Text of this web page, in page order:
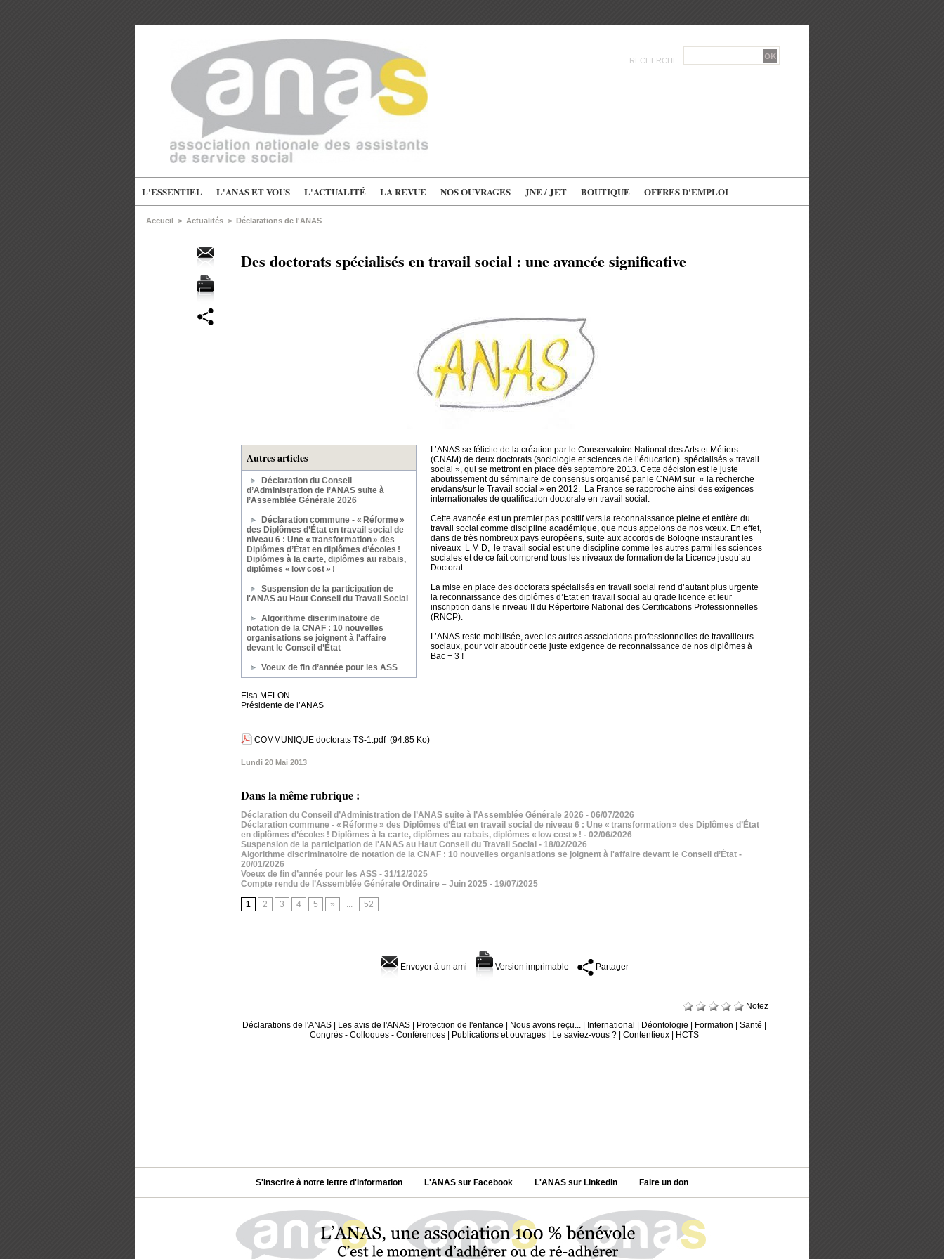
RECHERCHE
L'ESSENTIEL L'ANAS ET VOUS L'ACTUALITÉ LA REVUE NOS OUVRAGES JNE / JET BOUTIQUE OFFRES D'EMPLOI
Accueil > Actualités > Déclarations de l'ANAS
Des doctorats spécialisés en travail social : une avancée significative
Autres articles
Déclaration du Conseil
d’Administration de l’ANAS suite à
l’Assemblée Générale 2026
Déclaration commune - « Réforme »
des Diplômes d’État en travail social de
niveau 6 : Une « transformation » des
Diplômes d’État en diplômes d’écoles !
Diplômes à la carte, diplômes au rabais,
diplômes « low cost » !
Suspension de la participation de
l'ANAS au Haut Conseil du Travail Social
Algorithme discriminatoire de
notation de la CNAF : 10 nouvelles
organisations se joignent à l'affaire
devant le Conseil d’État
Voeux de fin d’année pour les ASS
L’ANAS se félicite de la création par le Conservatoire National des Arts et Métiers
(CNAM) de deux doctorats (sociologie et sciences de l’éducation) spécialisés « travail
social », qui se mettront en place dès septembre 2013. Cette décision est le juste
aboutissement du séminaire de consensus organisé par le CNAM sur « la recherche
en/dans/sur le Travail social » en 2012. La France se rapproche ainsi des exigences
internationales de qualification doctorale en travail social.
Cette avancée est un premier pas positif vers la reconnaissance pleine et entière du
travail social comme discipline académique, que nous appelons de nos vœux. En effet,
dans de très nombreux pays européens, suite aux accords de Bologne instaurant les
niveaux L M D, le travail social est une discipline comme les autres parmi les sciences
sociales et de ce fait comprend tous les niveaux de formation de la Licence jusqu’au
Doctorat.
La mise en place des doctorats spécialisés en travail social rend d’autant plus urgente
la reconnaissance des diplômes d’Etat en travail social au grade licence et leur
inscription dans le niveau II du Répertoire National des Certifications Professionnelles
(RNCP).
L’ANAS reste mobilisée, avec les autres associations professionnelles de travailleurs
sociaux, pour voir aboutir cette juste exigence de reconnaissance de nos diplômes à
Bac + 3 !
Elsa MELON
Présidente de l’ANAS
COMMUNIQUE doctorats TS-1.pdf (94.85 Ko)
Lundi 20 Mai 2013
Dans la même rubrique :
Déclaration du Conseil d’Administration de l’ANAS suite à l’Assemblée Générale 2026 - 06/07/2026
Déclaration commune - « Réforme » des Diplômes d’État en travail social de niveau 6 : Une « transformation » des Diplômes d’État
en diplômes d’écoles ! Diplômes à la carte, diplômes au rabais, diplômes « low cost » ! - 02/06/2026
Suspension de la participation de l'ANAS au Haut Conseil du Travail Social - 18/02/2026
Algorithme discriminatoire de notation de la CNAF : 10 nouvelles organisations se joignent à l'affaire devant le Conseil d’État -
20/01/2026
Voeux de fin d’année pour les ASS - 31/12/2025
Compte rendu de l’Assemblée Générale Ordinaire – Juin 2025 - 19/07/2025
1 2 3 4 5 » ... 52
Envoyer à un ami Version imprimable Partager
Notez
Déclarations de l'ANAS
Les avis de l'ANAS Protection de l'enfance Nous avons reçu... International Déontologie Formation |Santé
Congrès - Colloques - Conférences
Publications et ouvrages Le saviez-vous ? |Contentieux HCTS
S'inscrire à notre lettre d'information L'ANAS sur Facebook L'ANAS sur Linkedin Faire un don